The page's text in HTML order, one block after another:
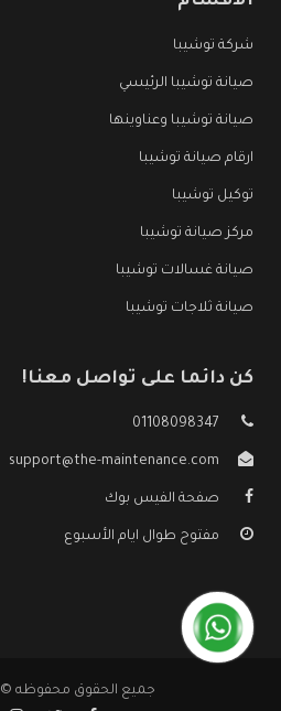
شركة توشيبا
صيانة توشيبا الرئيسي
صيانة توشيبا وعناوينها
ارقام صيانة توشيبا
توكيل توشيبا
مركز صيانة توشيبا
صيانة غسالات توشيبا
صيانة ثلاجات توشيبا
كن دائما على تواصل معنا!
01108098347
support@the-maintenance.com
صفحة الفيس بوك
مفتوح طوال ايام الأسبوع
جميع الحقوق محفوظه ©